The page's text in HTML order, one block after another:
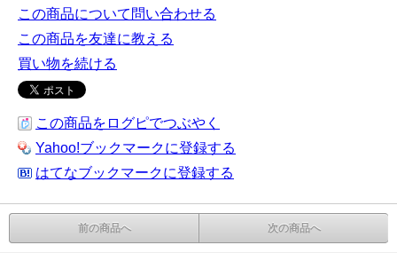
この商品について問い合わせる
この商品を友達に教える
買い物を続ける
この商品をログピでつぶやく
Yahoo!ブックマークに登録する
はてなブックマークに登録する
前の商品へ 次の商品へ